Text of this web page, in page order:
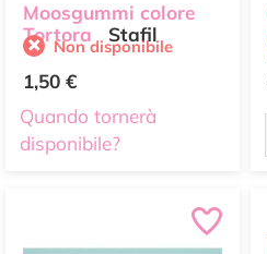
Moosgummi colore
Tortora
Stafil
Non disponibile
1,50 €
Quando tornerà
disponibile?